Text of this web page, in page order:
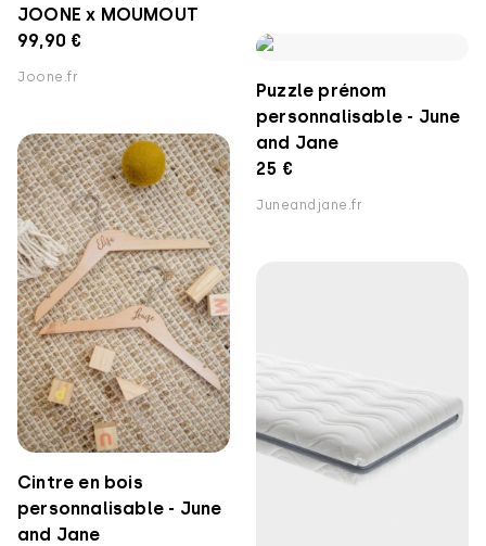
JOONE x MOUMOUT
99,90 €
Joone.fr
Puzzle prénom
personnalisable - June
and Jane
25 €
Juneandjane.fr
Cintre en bois
personnalisable - June
and Jane